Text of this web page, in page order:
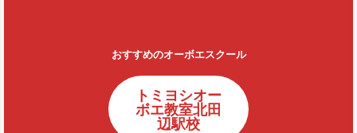
おすすめのオーボエスクール
トミヨシオー
ボエ教室北田
辺駅校